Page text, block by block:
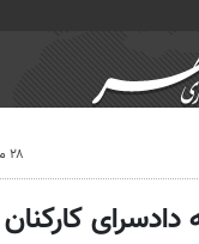
۲۸ مرداد ۱۳۸۶، ۱۴:۵۱